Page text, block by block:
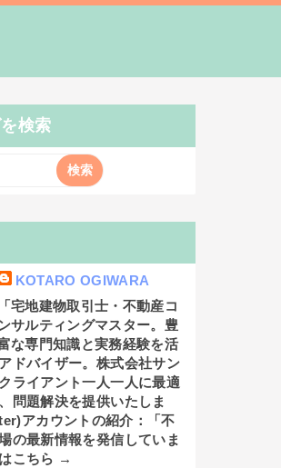
検索
KOTARO OGIWARA
「宅地建物取引士・不動産コ
ンサルティングマスター。豊
な専門知識と実務経験を活
ドバイザー。株式会社サン
ライアント一人一人に最適
問題解決を提供いたしま
アカウントの紹介：「不
の最新情報を発信していま
こちら →